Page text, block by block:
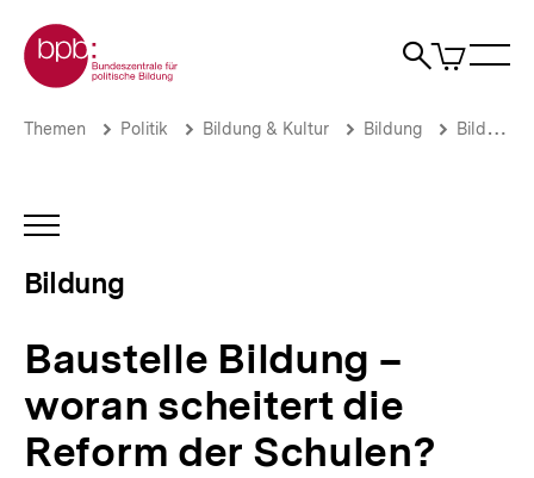
zum
Seiteninhalt
springen
Zur Startseite der bpb
Suche
Artikel
im
Baustelle
scheitert
die
Reform
der
Bildung
bpb.de
Brotkrümelnavigation
Pfadnavigation
Themen Politik Bildung & Kultur Bildung Bildung
INHALTSNAVIGATION
Bildung
Baustelle Bildung –
woran scheitert die
Reform der Schulen?